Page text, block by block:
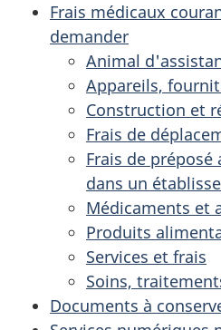
Frais médicaux
demander
Animal
Appareils,
Construction et
Frais de
Frais de
dans un
Médicaments et
Produits
Services et frais
Soins,
Documents à